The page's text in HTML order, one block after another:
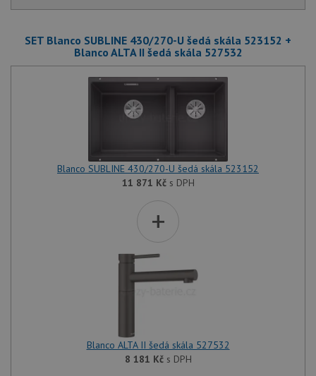
SET Blanco SUBLINE 430/270-U šedá skála 523152 +
Blanco ALTA II šedá skála 527532
Blanco SUBLINE 430/270-U šedá skála 523152
11 871 Kčs DPH
+
Blanco ALTA II šedá skála 527532
8 181 Kčs DPH